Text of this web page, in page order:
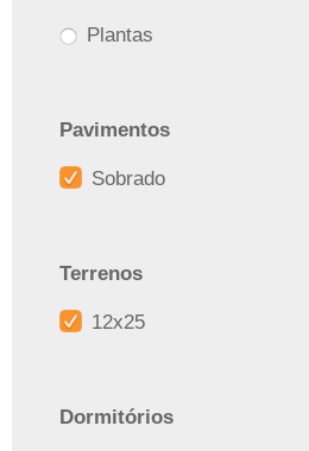
Plantas
Pavimentos
Sobrado
Terrenos
12x25
Dormitórios